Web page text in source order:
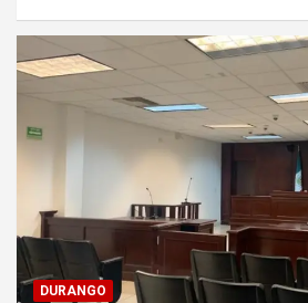
DURANGO